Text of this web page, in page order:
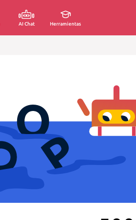
AI Chat Herramientas